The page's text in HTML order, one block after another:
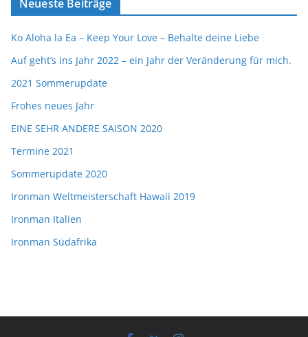
Neueste Beiträge
Ko Aloha la Ea – Keep Your Love – Behalte deine Liebe
Auf geht’s ins Jahr 2022 – ein Jahr der Veränderung für mich.
2021 Sommerupdate
Frohes neues Jahr
EINE SEHR ANDERE SAISON 2020
Termine 2021
Sommerupdate 2020
Ironman Weltmeisterschaft Hawaii 2019
Ironman Italien
Ironman Südafrika